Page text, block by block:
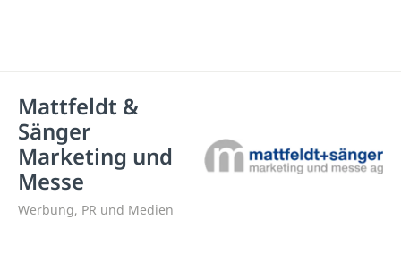
Mattfeldt &
Sänger
Marketing und
Messe
Werbung, PR und Medien